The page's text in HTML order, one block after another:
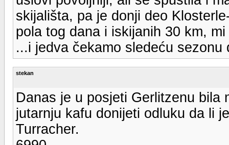
skijališta, pa je donji deo
pola tog dana i iskijanih 30 km,
...i jedva čekamo sledeću sezonu
stekan
Danas je u posjeti Gerlitzenu bila
jutarnju kafu donijeti odluku da li
Turracher.